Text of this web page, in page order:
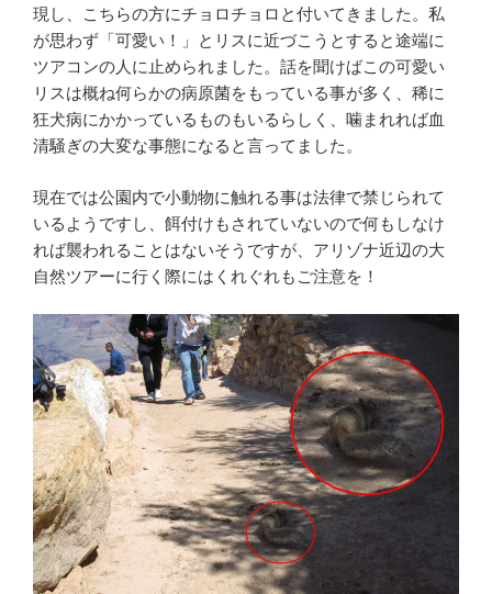
現し、こちらの方にチョロチョロと付いてきました。私
が思わず「可愛い！」とリスに近づこうとすると途端に
ツアコンの人に止められました。話を聞けばこの可愛い
リスは概ね何らかの病原菌をもっている事が多く、稀に
狂犬病にかかっているものもいるらしく、噛まれれば血
清騒ぎの大変な事態になると言ってました。
現在では公園内で小動物に触れる事は法律で禁じられて
いるようですし、餌付けもされていないので何もしなけ
れば襲われることはないそうですが、アリゾナ近辺の大
自然ツアーに行く際にはくれぐれもご注意を！